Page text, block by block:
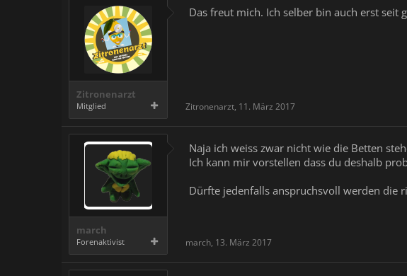
Zitronenarzt
Mitglied
Das freut mich. Ich selber bin auch erst seit
Zitronenarzt, 11. März 2017
march
Forenaktivist
Naja ich weiss zwar nicht wie die Betten
Ich kann mir vorstellen dass du deshalb
Dürfte jedenfalls anspruchsvoll werden die
march, 13. März 2017